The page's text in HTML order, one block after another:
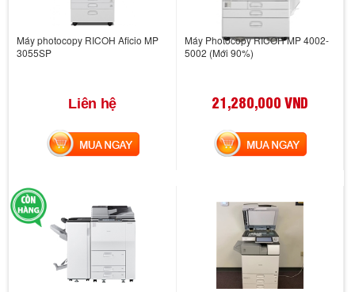
Máy photocopy RICOH Aficio MP
3055SP
Liên hệ
MUA NGAY
Máy Photocopy RICOH MP 4002-
5002 (Mới 90%)
21,280,000 VND
MUA NGAY